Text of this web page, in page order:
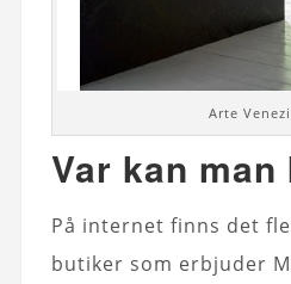
Arte
Var kan man
På internet finns det
butiker som erbjuder